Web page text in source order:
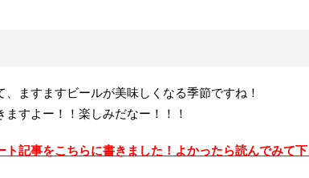
、ますますビールが美味しくなる季節ですね！
ますよー！！楽しみだなー！！！
記事をこちらに書きました！よかったら読んでみて下